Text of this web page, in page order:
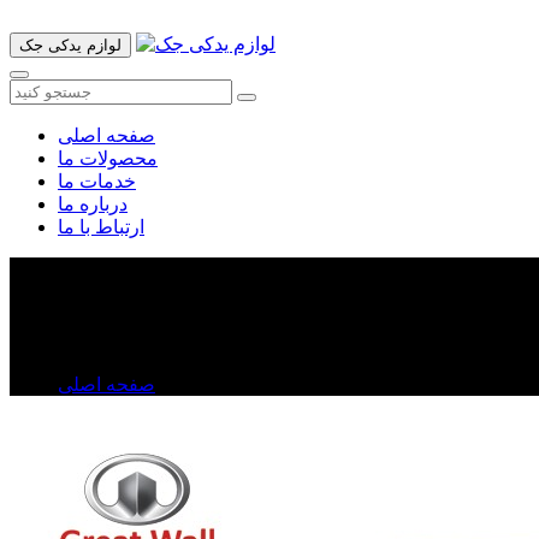
لوازم یدکی جک
صفحه اصلی
محصولات ما
خدمات ما
درباره ما
ارتباط با ما
صفحه اصلی